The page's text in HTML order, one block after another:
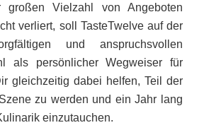
Vielzahl von Angeboten
verliert, soll TasteTwelve auf der
und anspruchsvollen
als persönlicher Wegweiser für
gleichzeitig dabei helfen, Teil der
zu werden und ein Jahr lang
einzutauchen.